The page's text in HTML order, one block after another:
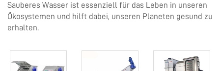
Sauberes Wasser ist essenziell für das Leben in unseren
Ökosystemen und hilft dabei, unseren Planeten gesund zu
erhalten.